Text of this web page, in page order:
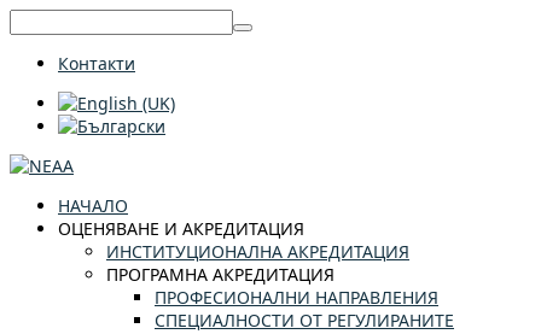
Контакти
НАЧАЛО
ОЦЕНЯВАНЕ И АКРЕДИТАЦИЯ
ИНСТИТУЦИОНАЛНА АКРЕДИТАЦИЯ
ПРОГРАМНА АКРЕДИТАЦИЯ
ПРОФЕСИОНАЛНИ НАПРАВЛЕНИЯ
СПЕЦИАЛНОСТИ ОТ РЕГУЛИРАНИТЕ